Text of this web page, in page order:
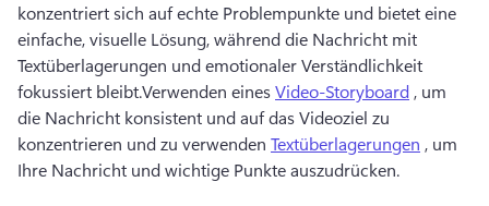
konzentriert sich auf echte Problempunkte und bietet eine
einfache, visuelle Lösung, während die Nachricht mit
Textüberlagerungen und emotionaler Verständlichkeit
fokussiert bleibt.Verwenden eines Video-Storyboard , um
die Nachricht konsistent und auf das Videoziel zu
konzentrieren und zu verwenden Textüberlagerungen , um
Ihre Nachricht und wichtige Punkte auszudrücken.